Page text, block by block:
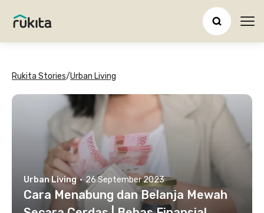
Rukita Stories/Urban Living
Urban Living · 26 September 2023
Cara Menabung dan Belanja Mewah